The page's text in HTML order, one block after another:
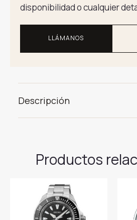
disponibilidad o cualquier
LLÁMANOS
Descripción
Productos